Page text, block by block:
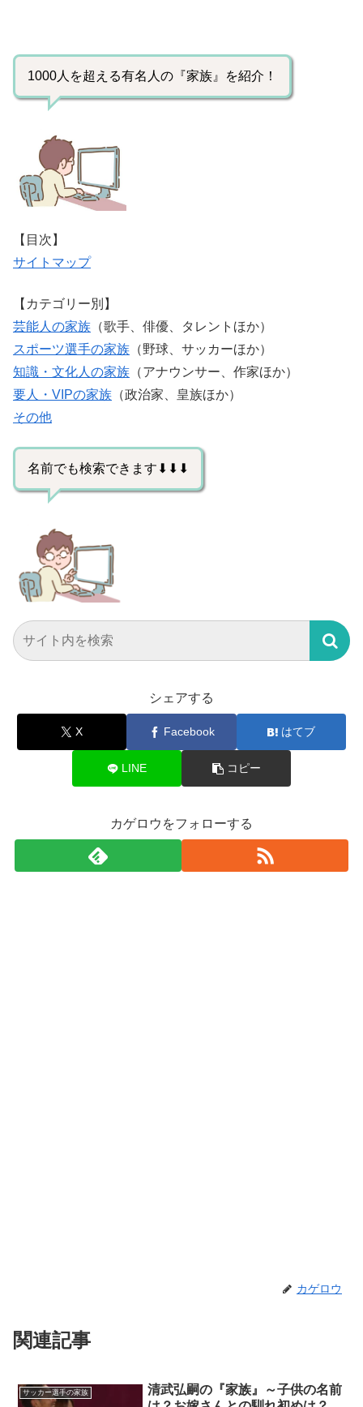
1000人を超える有名人の『家族』を紹介！
【目次】
サイトマップ
【カテゴリー別】
芸能人の家族 （歌手、俳優、タレントほか）
スポーツ選手の家族 （野球、サッカーほか）
知識・文化人の家族 （アナウンサー、作家ほか）
要人・VIPの家族 （政治家、皇族ほか）
その他
名前でも検索できます⬇⬇⬇
シェアする
X Facebook はてブ
LINE コピー
カゲロウをフォローする
カゲロウ
関連記事
サッカー選手の家族
清武弘嗣の『家族』～子供の名前